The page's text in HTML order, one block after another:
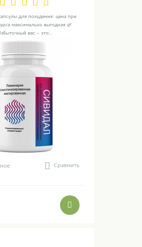
для похудения: цена при
максимально выгодная 🌿
вес – это...
Сравнить